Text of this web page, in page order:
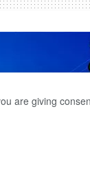
are giving